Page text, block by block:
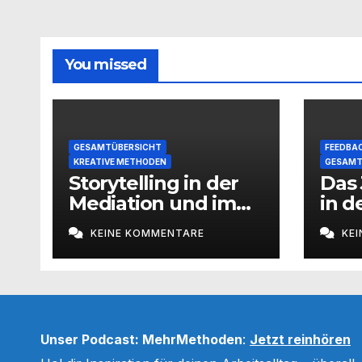
You missed
GESAMTÜBERSICHT
KREATIVE METHODEN
Storytelling in der
Mediation und im
Coaching
KEINE KOMMENTARE
in
Unser Podcast: MehrMethoden: Jetzt reinhören